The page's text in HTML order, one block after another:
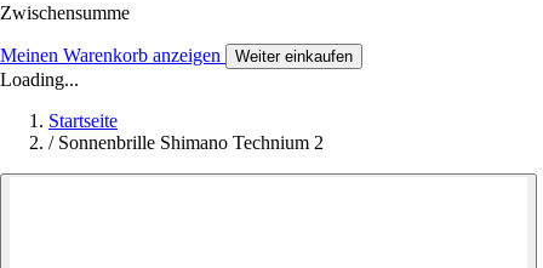
Zwischensumme
Meinen Warenkorb anzeigen Weiter einkaufen
Loading...
Startseite
/ Sonnenbrille Shimano Technium 2